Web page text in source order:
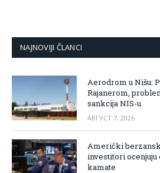
NAJNOVIJI ČLANCI
Aerodrom u Nišu:
Rajanerom,
sankcija NIS-u
АВГУСТ 7, 2026
Američki
investitori ocenjuju
kamate